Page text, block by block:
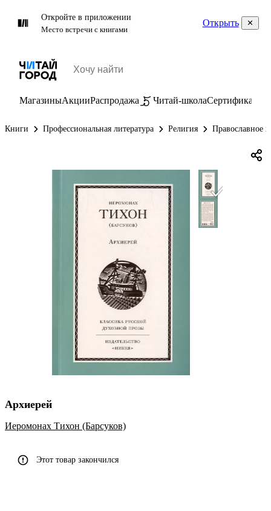
Откройте в приложении
Место встречи с книгами
Открыть
МагазиныАкцииРаспродажа Читай-школаСертификаты
Книги Профессиональная литература Религия Православное
Архиерей
Иеромонах Тихон (Барсуков)
Этот товар закончился